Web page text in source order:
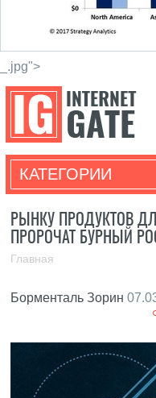
_.jpg">
КАТЕГОРИИ
РЫНКУ ПРОДУКТОВ
ПРОРОЧАТ БУРНЫЙ
Главная
Борменталь Зорин